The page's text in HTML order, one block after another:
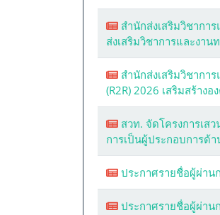
สำนักส่งเสริมวิชากา
ส่งเสริมวิชาการและงา
สำนักส่งเสริมวิชากา
(R2R) 2026 เสริมสร้า
สวท. จัดโครงการเส
การเป็นผู้ประกอบการด้
ประกาศรายชื่อผู้ผ่าน
ประกาศรายชื่อผู้ผ่าน